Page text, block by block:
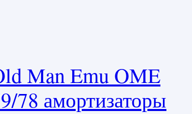
Man Emu OME
78 амортизаторы